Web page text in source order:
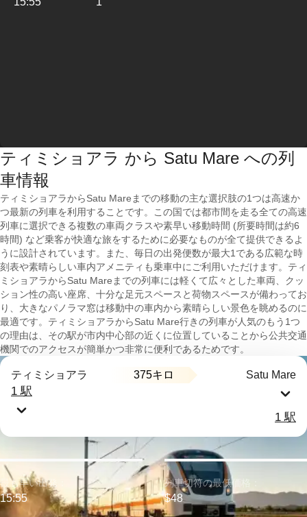
ティミショアラ から Satu Mare への列
車情報
ティミショアラからSatu Mareまでの移動の主な選択肢の1つは高速か
つ最新の列車を利用することです。この国では都市間を走る全ての高速
列車に選択できる複数の車両クラスや素早い移動時間 (所要時間は約6
時間) など乗客が快適な旅をするために必要なものが全て提供できるよ
うに設計されています。また、毎日の出発便数が最大1である広範な時
刻表や素晴らしい車内アメニティも乗車中にご利用いただけます。ティ
ミショアラからSatu Mareまでの列車には軽くて広々とした車両、クッ
ション性の高い座席、十分な足元スペースと荷物スペースが備わってお
り、大きなパノラマ窓は移動中の車内から素晴らしい景色を眺めるのに
最適です。ティミショアラからSatu Mare行きの列車が人気のもう1つ
の理由は、その駅が市内中心部の近くに位置していることから公共交通
機関でのアクセスが簡単かつ非常に便利であるためです。
ティミショアラ 375キロ Satu Mare
1 駅
1 駅
最も早い出発：
15:55
列車切符の最低価格：
$48